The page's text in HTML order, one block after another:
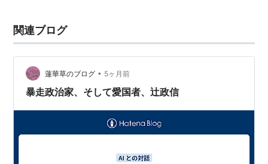
関連ブログ
蓮華草のブログ • 5ヶ月前
暴走政治家、そして愛国者、辻政信